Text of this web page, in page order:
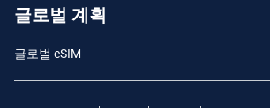
글로벌 계획
글로벌 eSIM